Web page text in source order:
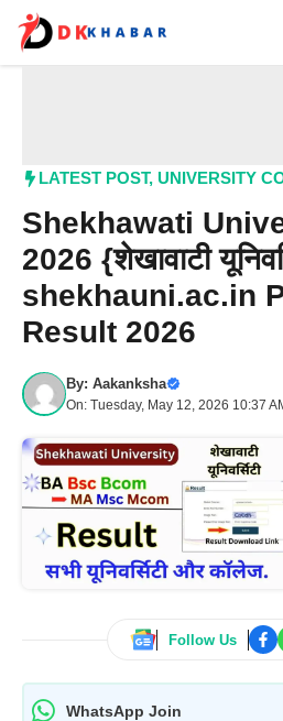
content
LATEST POST, UNIVERSITY
Shekhawati
2026 {शेखावाटी
shekhauni.ac.in
Result 2026
By: Aakanksha
On: Tuesday, May 12, 2026 10:37
Follow Us
WhatsApp Join